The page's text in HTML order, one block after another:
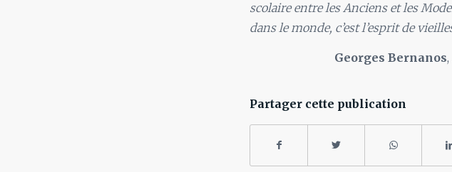
scolaire entre les Anciens et les
dans le monde, c’est l’esprit de
Georges Bernanos,
Partager cette publication